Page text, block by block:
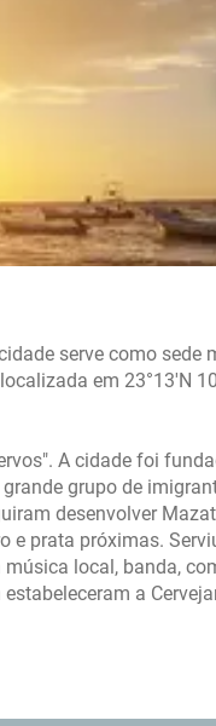
serve como
em 23°13′N
A cidade foi
grupo de
desenvolver
prata próximas.
local, banda,
a